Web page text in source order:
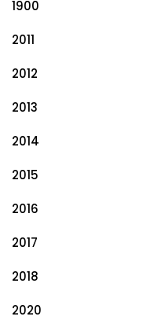
1900
2011
2012
2013
2014
2015
2016
2017
2018
2020